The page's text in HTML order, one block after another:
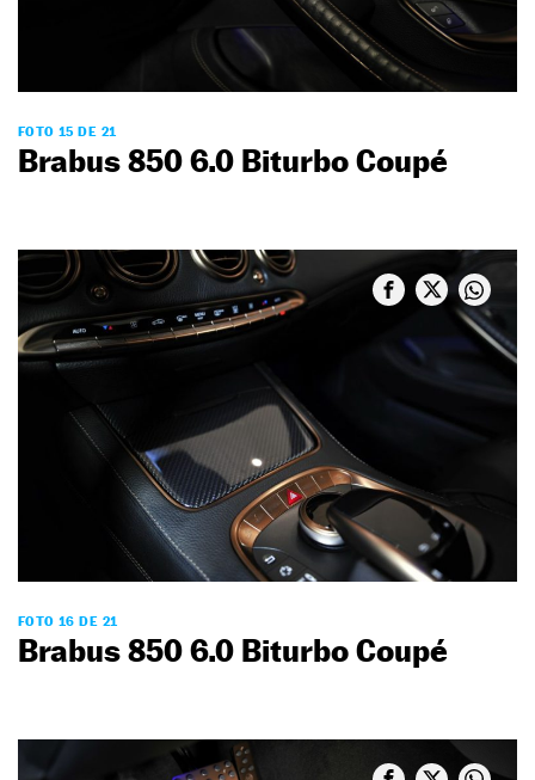
FOTO 15 DE 21
Brabus 850 6.0 Biturbo Coupé
FOTO 16 DE 21
Brabus 850 6.0 Biturbo Coupé